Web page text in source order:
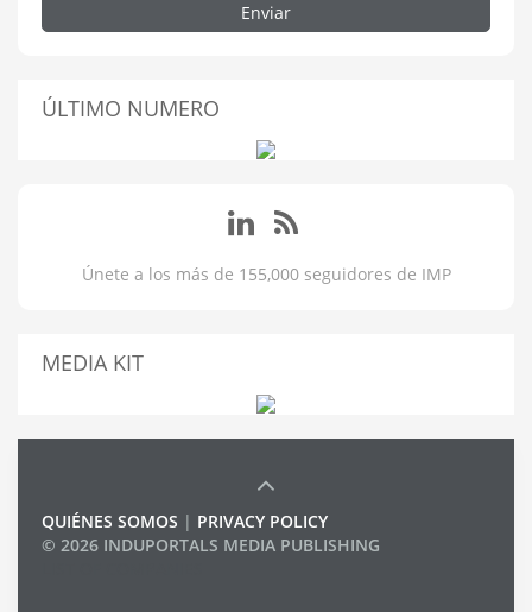
Enviar
ÚLTIMO NUMERO
Únete a los más de 155,000 seguidores de IMP
MEDIA KIT
QUIÉNES SOMOS | PRIVACY POLICY
© 2026 INDUPORTALS MEDIA PUBLISHING